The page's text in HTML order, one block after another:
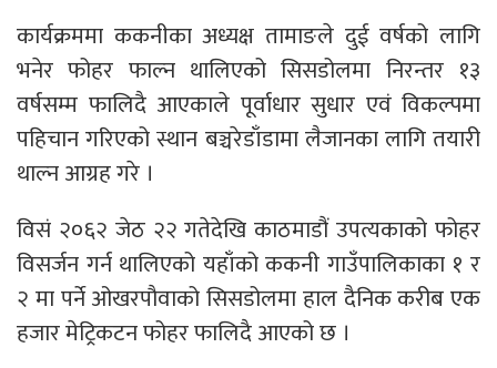
कार्यक्रममा ककनीका अध्यक्ष तामाङले दुई वर्षको लागि
भनेर फोहर फाल्न थालिएको सिसडोलमा निरन्तर १३
वर्षसम्म फालिदै आएकाले पूर्वाधार सुधार एवं विकल्पमा
पहिचान गरिएको स्थान बञ्चरेडाँडामा लैजानका लागि तयारी
थाल्न आग्रह गरे ।
विसं २०६२ जेठ २२ गतेदेखि काठमाडौं उपत्यकाको फोहर
विसर्जन गर्न थालिएको यहाँको ककनी गाउँपालिकाका १ र
२ मा पर्ने ओखरपौवाको सिसडोलमा हाल दैनिक करीब एक
हजार मेट्रिकटन फोहर फालिदै आएको छ ।